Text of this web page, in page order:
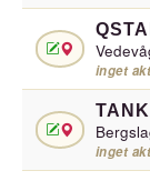
inget
inget